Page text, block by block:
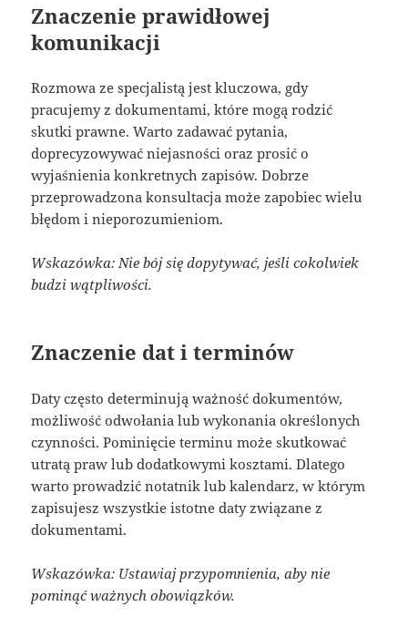
Znaczenie prawidłowej
komunikacji
Rozmowa ze specjalistą jest kluczowa, gdy
pracujemy z dokumentami, które mogą rodzić
skutki prawne. Warto zadawać pytania,
doprecyzowywać niejasności oraz prosić o
wyjaśnienia konkretnych zapisów. Dobrze
przeprowadzona konsultacja może zapobiec wielu
błędom i nieporozumieniom.
Wskazówka: Nie bój się dopytywać, jeśli cokolwiek
budzi wątpliwości.
Znaczenie dat i terminów
Daty często determinują ważność dokumentów,
możliwość odwołania lub wykonania określonych
czynności. Pominięcie terminu może skutkować
utratą praw lub dodatkowymi kosztami. Dlatego
warto prowadzić notatnik lub kalendarz, w którym
zapisujesz wszystkie istotne daty związane z
dokumentami.
Wskazówka: Ustawiaj przypomnienia, aby nie
pominąć ważnych obowiązków.